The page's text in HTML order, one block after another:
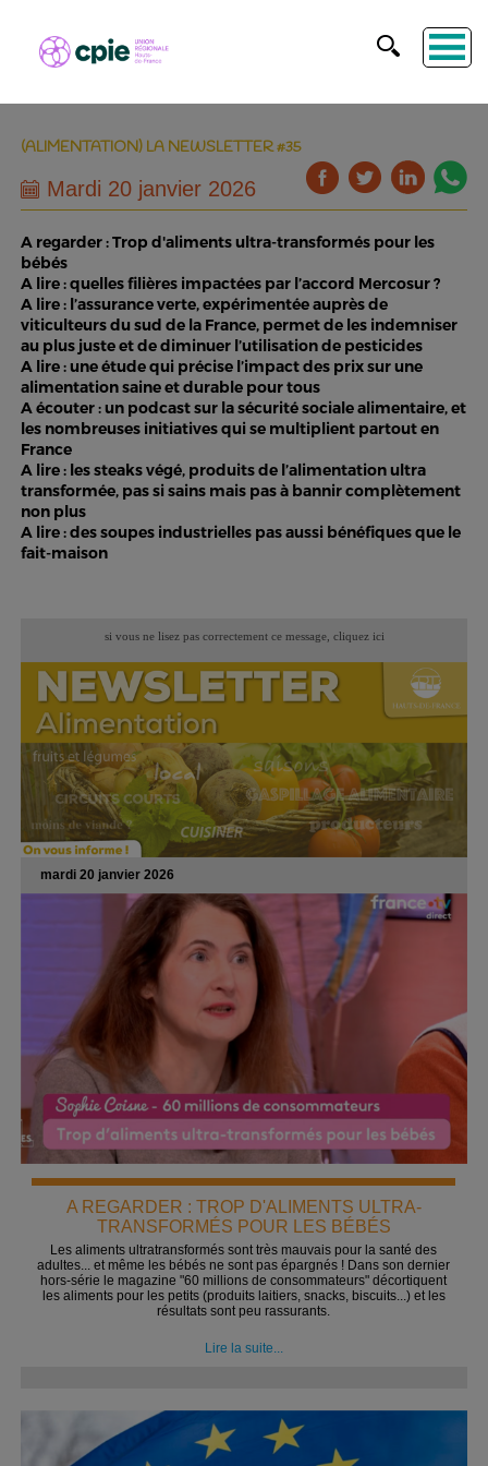
(ALIMENTATION) LA NEWSLETTER #35
Mardi 20 janvier 2026
A regarder : Trop d'aliments ultra-transformés pour les
bébés
A lire : quelles filières impactées par l’accord Mercosur ?
A lire : l’assurance verte, expérimentée auprès de
viticulteurs du sud de la France, permet de les indemniser
au plus juste et de diminuer l’utilisation de pesticides
A lire : une étude qui précise l’impact des prix sur une
alimentation saine et durable pour tous
A écouter : un podcast sur la sécurité sociale alimentaire, et
les nombreuses initiatives qui se multiplient partout en
France
A lire : les steaks végé, produits de l’alimentation ultra
transformée, pas si sains mais pas à bannir complètement
non plus
A lire : des soupes industrielles pas aussi bénéfiques que le
fait-maison
si vous ne lisez pas correctement ce message, cliquez ici
mardi 20 janvier 2026
A REGARDER : TROP D'ALIMENTS ULTRA-
TRANSFORMÉS POUR LES BÉBÉS
Les aliments ultratransformés sont très mauvais pour la santé des
adultes... et même les bébés ne sont pas épargnés ! Dans son dernier
hors-série le magazine "60 millions de consommateurs" décortiquent
les aliments pour les petits (produits laitiers, snacks, biscuits...) et les
résultats sont peu rassurants.
Lire la suite...